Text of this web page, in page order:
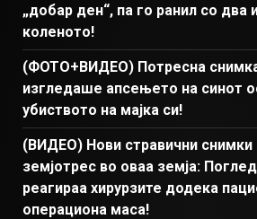
„добар ден“, па го ранил со два
коленото!
(ФОТО+ВИДЕО) Потресна
изгледаше апсењето на синот
убиството на мајка си!
(ВИДЕО) Нови стравични снимки
земјотрес во оваа земја:
реагираа хирурзите додека
операциона маса!